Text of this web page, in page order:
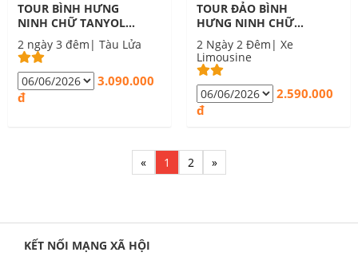
TOUR BÌNH HƯNG
NINH CHỮ TANYOLI
2 NGÀY 3 ĐÊM
2 ngày 3 đêm| Tàu Lửa
3.090.000
đ
TOUR ĐẢO BÌNH
HƯNG NINH CHỮ
TIỆC NƯỚNG HẢI
SẢN 2 NGÀY 2 ĐÊM
2 Ngày 2 Đêm| Xe
Limousine
2.590.000
đ
« 1 2 »
KẾT NỐI MẠNG XÃ HỘI